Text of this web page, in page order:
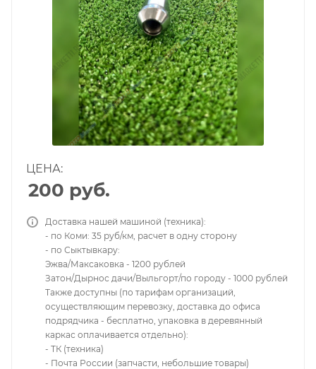
ЦЕНА:
200 руб.
Доставка нашей машиной (техника):
- по Коми: 35 руб/км, расчет в одну сторону
- по Сыктывкару:
Эжва/Максаковка - 1200 рублей
Затон/Дырнос дачи/Выльгорт/по городу - 1000 рублей
Также доступны (по тарифам организаций,
осуществляющим перевозку, доставка до офиса
подрядчика - бесплатно, упаковка в деревянный
каркас оплачивается отдельно):
- ТК (техника)
- Почта России (запчасти, небольшие товары)